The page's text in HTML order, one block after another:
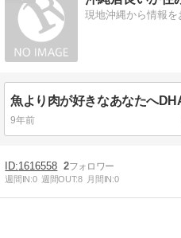
現地沖縄から情報を
9年前
1616558 2
週間IN:0 週間OUT:8 月間IN:0